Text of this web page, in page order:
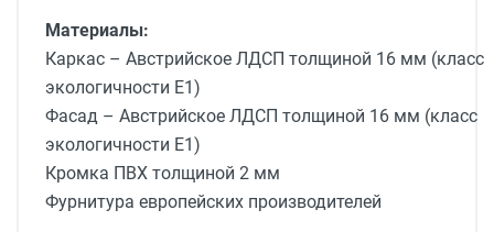
Материалы:
Каркас – Австрийское ЛДСП толщиной 16 мм (класс
экологичности Е1)
Фасад – Австрийское ЛДСП толщиной 16 мм (класс
экологичности Е1)
Кромка ПВХ толщиной 2 мм
Фурнитура европейских производителей